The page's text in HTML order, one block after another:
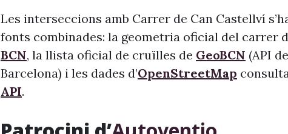
Les interseccions amb Carrer de Can Castellví
fonts combinades: la geometria oficial del carrer
BCN, la llista oficial de cruïlles de GeoBCN (API
Barcelona) i les dades d’OpenStreetMap
API.